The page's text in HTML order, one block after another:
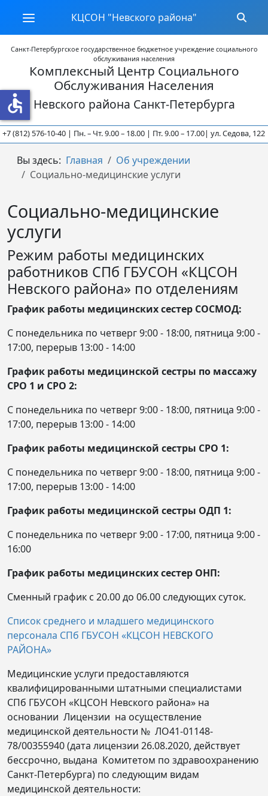
КЦСОН "Невского района"
Санкт-Петербургское государственное бюджетное учреждение социального
обслуживания населения
Комплексный Центр Социального
Обслуживания Населения
Невского района Санкт-Петербурга
(812) 576-10-40 | Пн. – Чт. 9.00 – 18.00 | Пт. 9.00 – 17.00| ул. Седова, 122 |
Вы здесь: Главная
Об учреждении
Социально-медицинские услуги
Социально-медицинские
услуги
Режим работы медицинских
работников СПб ГБУСОН «КЦСОН
Невского района» по отделениям
График работы медицинских сестер СОСМОД:
С понедельника по четверг 9:00 - 18:00, пятница 9:00 -
17:00, перерыв 13:00 - 14:00
График работы медицинской сестры по массажу
СРО 1 и СРО 2:
С понедельника по четверг 9:00 - 18:00, пятница 9:00 -
17:00, перерыв 13:00 - 14:00
График работы медицинской сестры СРО 1:
С понедельника по четверг 9:00 - 18:00, пятница 9:00 -
17:00, перерыв 13:00 - 14:00
График работы медицинской сестры ОДП 1:
С понедельника по четверг 9:00 - 17:00, пятница 9:00 -
16:00
График работы медицинских сестер ОНП:
Сменный график с 20.00 до 06.00 следующих суток.
Список среднего и младшего медицинского
персонала СПб ГБУСОН «КЦСОН НЕВСКОГО
РАЙОНА»
Медицинские услуги предоставляются
квалифицированными штатными специалистами
СПб ГБУСОН «КЦСОН Невского района» на
основании Лицензии на осуществление
медицинской деятельности № ЛО41-01148-
78/00355940 (дата лицензии 26.08.2020, действует
бессрочно, выдана Комитетом по здравоохранению
Санкт-Петербурга) по следующим видам
медицинской деятельности:
accessible